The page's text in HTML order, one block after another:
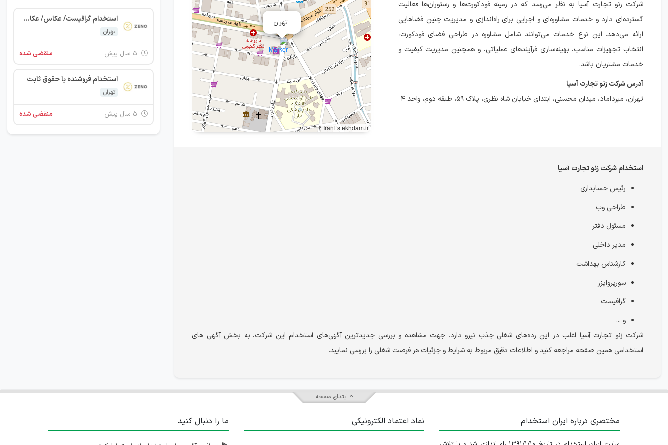
شرکت زنو تجارت آسیا به نظر می‌رسد که در زمینه فودکورت‌ها و رستوران‌ها فعالیت
گسترده‌ای دارد و خدمات مشاوره‌ای و اجرایی برای راه‌اندازی و مدیریت چنین فضاهایی
ارائه می‌دهد. این نوع خدمات می‌توانند شامل مشاوره در طراحی فضای فودکورت،
انتخاب تجهیزات مناسب، بهینه‌سازی فرآیندهای عملیاتی، و همچنین مدیریت کیفیت و
خدمات مشتریان باشد.
آدرس شرکت زنو تجارت آسیا
تهران، میرداماد، میدان محسنی، ابتدای خیابان شاه نظری، پلاک ۵۹، طبقه دوم، واحد ۴
تهران
IranEstekhdam.ir
استخدام شرکت زنو تجارت آسیا
رئیس حسابداری
طراحی وب
مسئول دفتر
مدیر داخلی
کارشناس بهداشت
سورپروایزر
گرافیست
و ...
شرکت زنو تجارت آسیا اغلب در این رده‌های شغلی جذب نیرو دارد. جهت مشاهده و بررسی جدیدترین آگهی‌های استخدام این شرکت، به بخش آگهی های
استخدامی همین صفحه مراجعه کنید و اطلاعات دقیق مربوط به شرایط و جزئیات هر فرصت شغلی را بررسی نمایید.
استخدام گرافیست/ عکاس/ عکاس گرافیست
تهران
منقضی شده
استخدام فروشنده با حقوق ثابت
تهران
منقضی شده
ابتدای صفحه
مختصری درباره ایران استخدام نماد اعتماد الکترونیکی ما را دنبال کنید